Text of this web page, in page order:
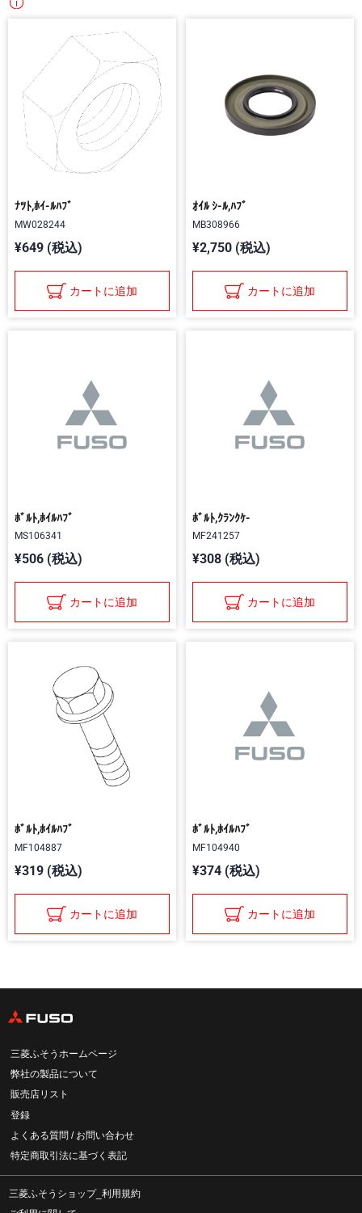
ﾅﾂﾄ,ﾎｲ-ﾙﾊﾌﾞ
MW028244
¥649 (税込)
カートに追加
ｵｲﾙ ｼ-ﾙ,ﾊﾌﾞ
MB308966
¥2,750 (税込)
カートに追加
ﾎﾞﾙﾄ,ﾎｲﾙﾊﾌﾞ
MS106341
¥506 (税込)
カートに追加
ﾎﾞﾙﾄ,ｸﾗﾝｸｹ-
MF241257
¥308 (税込)
カートに追加
ﾎﾞﾙﾄ,ﾎｲﾙﾊﾌﾞ
MF104887
¥319 (税込)
カートに追加
ﾎﾞﾙﾄ,ﾎｲﾙﾊﾌﾞ
MF104940
¥374 (税込)
カートに追加
三菱ふそうホームページ
弊社の製品について
販売店リスト
登録
よくある質問 / お問い合わせ
特定商取引法に基づく表記
三菱ふそうショップ_利用規約